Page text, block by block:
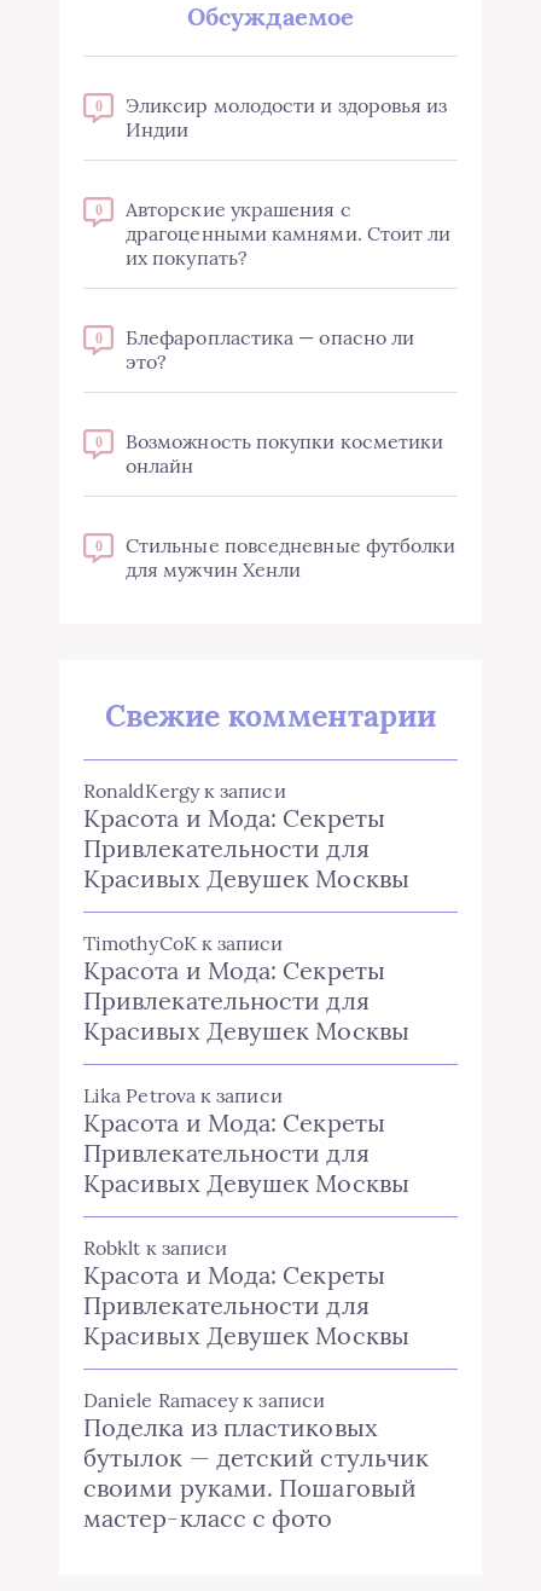
Обсуждаемое
0
Эликсир молодости и здоровья из
Индии
0
Авторские украшения с
драгоценными камнями. Стоит ли
их покупать?
0
Блефаропластика — опасно ли
это?
0
Возможность покупки косметики
онлайн
0
Стильные повседневные футболки
для мужчин Хенли
Свежие комментарии
RonaldKergyк записи
Красота и Мода: Секреты
Привлекательности для
Красивых Девушек Москвы
TimothyCoKк записи
Красота и Мода: Секреты
Привлекательности для
Красивых Девушек Москвы
Lika Petrovaк записи
Красота и Мода: Секреты
Привлекательности для
Красивых Девушек Москвы
Robklt к записи
Красота и Мода: Секреты
Привлекательности для
Красивых Девушек Москвы
Daniele Ramaceyк записи
Поделка из пластиковых
бутылок — детский стульчик
своими руками. Пошаговый
мастер-класс с фото